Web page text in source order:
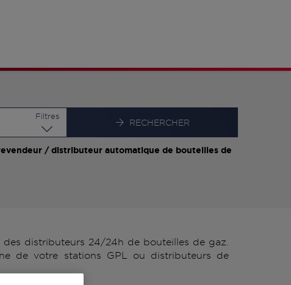
Filtres
RECHERCHER
/ distributeur automatique de bouteilles de
distributeurs 24/24h de bouteilles de gaz.
de votre stations GPL ou distributeurs de